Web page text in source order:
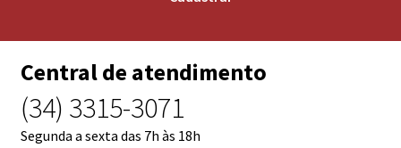
Central de atendimento
(34) 3315-3071
Segunda a sexta das 7h às 18h